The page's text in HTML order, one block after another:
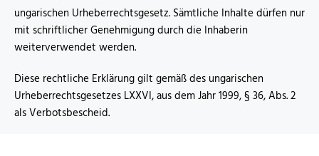
ungarischen Urheberrechtsgesetz. Sämtliche Inhalte dürfen nur
mit schriftlicher Genehmigung durch die Inhaberin
weiterverwendet werden.
Diese rechtliche Erklärung gilt gemäß des ungarischen
Urheberrechtsgesetzes LXXVI, aus dem Jahr 1999, § 36, Abs. 2
als Verbotsbescheid.